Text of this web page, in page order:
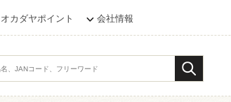
オカダヤポイント 会社情報